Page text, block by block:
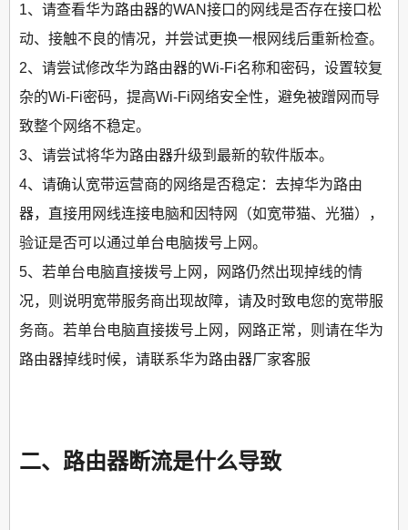
1、请查看华为路由器的WAN接口的网线是否存在接口松
动、接触不良的情况，并尝试更换一根网线后重新检查。
2、请尝试修改华为路由器的Wi-Fi名称和密码，设置较复
杂的Wi-Fi密码，提高Wi-Fi网络安全性，避免被蹭网而导
致整个网络不稳定。
3、请尝试将华为路由器升级到最新的软件版本。
4、请确认宽带运营商的网络是否稳定：去掉华为路由
器，直接用网线连接电脑和因特网（如宽带猫、光猫），
验证是否可以通过单台电脑拨号上网。
5、若单台电脑直接拨号上网，网路仍然出现掉线的情
况，则说明宽带服务商出现故障，请及时致电您的宽带服
务商。若单台电脑直接拨号上网，网路正常，则请在华为
路由器掉线时候，请联系华为路由器厂家客服
二、路由器断流是什么导致